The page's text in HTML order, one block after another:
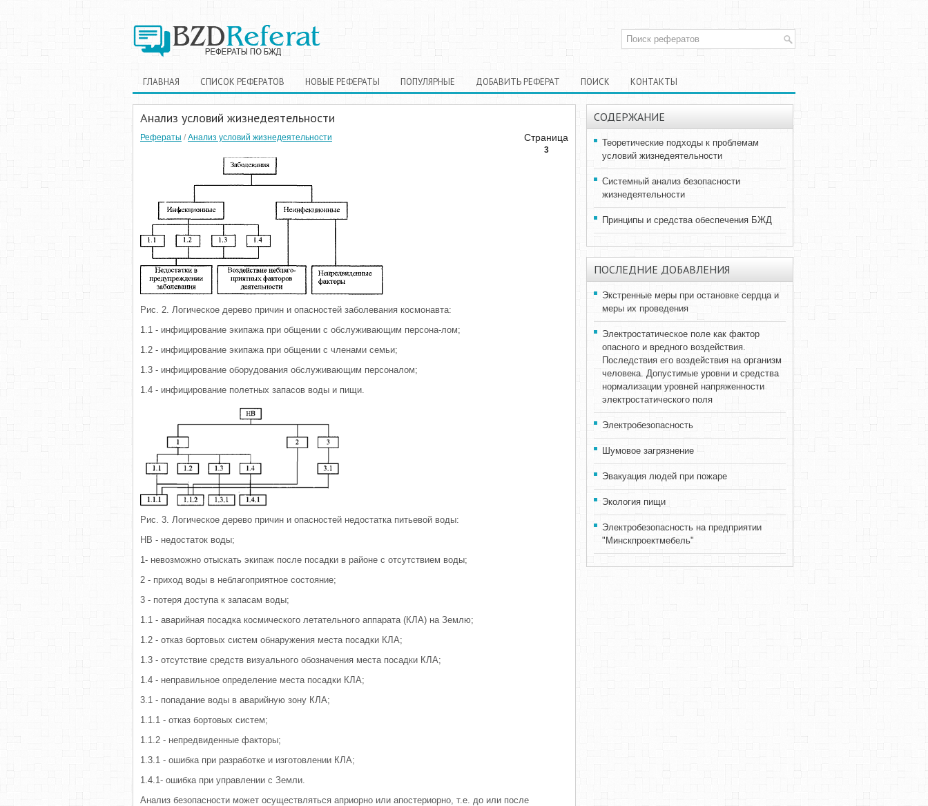
ГЛАВНАЯ СПИСОК РЕФЕРАТОВ НОВЫЕ РЕФЕРАТЫ ПОПУЛЯРНЫЕ ДОБАВИТЬ РЕФЕРАТ ПОИСК КОНТАКТЫ
Анализ условий жизнедеятельности
Страница
3
Рефераты / Анализ условий жизнедеятельности
Рис. 2. Логическое дерево причин и опасностей заболевания космонавта:
1.1 - инфицирование экипажа при общении с обслуживающим персона-лом;
1.2 - инфицирование экипажа при общении с членами семьи;
1.3 - инфицирование оборудования обслуживающим персоналом;
1.4 - инфицирование полетных запасов воды и пищи.
Рис. 3. Логическое дерево причин и опасностей недостатка питьевой воды:
НВ - недостаток воды;
1- невозможно отыскать экипаж после посадки в районе с отсутствием воды;
2 - приход воды в неблагоприятное состояние;
3 - потеря доступа к запасам воды;
1.1 - аварийная посадка космического летательного аппарата (КЛА) на Землю;
1.2 - отказ бортовых систем обнаружения места посадки КЛА;
1.3 - отсутствие средств визуального обозначения места посадки КЛА;
1.4 - неправильное определение места посадки КЛА;
3.1 - попадание воды в аварийную зону КЛА;
1.1.1 - отказ бортовых систем;
1.1.2 - непредвиденные факторы;
1.3.1 - ошибка при разработке и изготовлении КЛА;
1.4.1- ошибка при управлении с Земли.
Анализ безопасности может осуществляться априорно или апостериорно, т.е. до или после
СОДЕРЖАНИЕ
Теоретические подходы к проблемам
условий жизнедеятельности
Системный анализ безопасности
жизнедеятельности
Принципы и средства обеспечения БЖД
ПОСЛЕДНИЕ ДОБАВЛЕНИЯ
Экстренные меры при остановке сердца и
меры их проведения
Электростатическое поле как фактор
опасного и вредного воздействия.
Последствия его воздействия на организм
человека. Допустимые уровни и средства
нормализации уровней напряженности
электростатического поля
Электробезопасность
Шумовое загрязнение
Эвакуация людей при пожаре
Экология пищи
Электробезопасность на предприятии
"Минскпроектмебель"